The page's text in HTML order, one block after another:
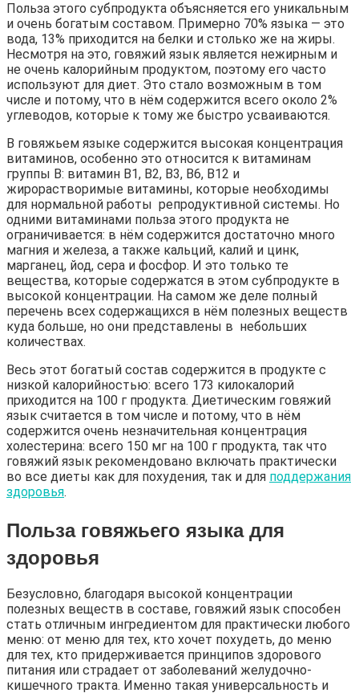
Польза этого субпродукта объясняется его уникальным
и очень богатым составом. Примерно 70% языка — это
вода, 13% приходится на белки и столько же на жиры.
Несмотря на это, говяжий язык является нежирным и
не очень калорийным продуктом, поэтому его часто
используют для диет. Это стало возможным в том
числе и потому, что в нём содержится всего около 2%
углеводов, которые к тому же быстро усваиваются.
В говяжьем языке содержится высокая концентрация
витаминов, особенно это относится к витаминам
группы B: витамин B1, B2, B3, B6, B12 и
жирорастворимые витамины, которые необходимы
для нормальной работы репродуктивной системы. Но
одними витаминами польза этого продукта не
ограничивается: в нём содержится достаточно много
магния и железа, а также кальций, калий и цинк,
марганец, йод, сера и фосфор. И это только те
вещества, которые содержатся в этом субпродукте в
высокой концентрации. На самом же деле полный
перечень всех содержащихся в нём полезных веществ
куда больше, но они представлены в небольших
количествах.
Весь этот богатый состав содержится в продукте с
низкой калорийностью: всего 173 килокалорий
приходится на 100 г продукта. Диетическим говяжий
язык считается в том числе и потому, что в нём
содержится очень незначительная концентрация
холестерина: всего 150 мг на 100 г продукта, так что
говяжий язык рекомендовано включать практически
во все диеты как для похудения, так и для поддержания
здоровья.
Польза говяжьего языка для
здоровья
Безусловно, благодаря высокой концентрации
полезных веществ в составе, говяжий язык способен
стать отличным ингредиентом для практически любого
меню: от меню для тех, кто хочет похудеть, до меню
для тех, кто придерживается принципов здорового
питания или страдает от заболеваний желудочно-
кишечного тракта. Именно такая универсальность и